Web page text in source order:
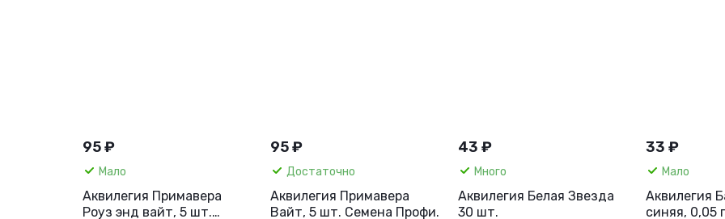
95 ₽
Мало
Аквилегия Примавера
Роуз энд вайт, 5 шт.
95 ₽
Достаточно
Аквилегия Примавера
Вайт, 5 шт. Семена Профи.
43 ₽
Много
Аквилегия Белая Звезда
30 шт.
33 ₽
Мало
Аквилегия
синяя, 0,05